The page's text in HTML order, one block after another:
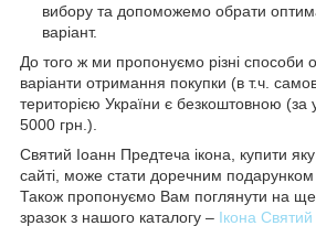
вибору та допоможемо обрати
варіант.
До того ж ми пропонуємо різні способи
варіанти отримання покупки (в т.ч.
територією України є безкоштовною (за
5000 грн.).
Святий Іоанн Предтеча ікона, купити
сайті, може стати доречним
Також пропонуємо Вам поглянути на
зразок з нашого каталогу – Ікона